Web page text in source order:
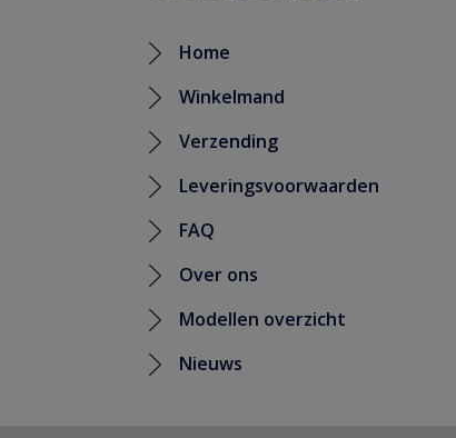
Home
Winkelmand
Verzending
Leveringsvoorwaarden
FAQ
Over ons
Modellen overzicht
Nieuws